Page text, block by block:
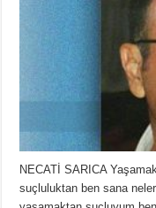
NECATİ SARICA
suçluluktan ben sana